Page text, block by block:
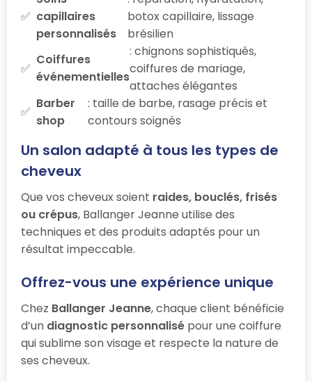
capillaires
personnalisés
botox capillaire, lissage
brésilien
Coiffures
événementielles
: chignons sophistiqués,
coiffures de mariage,
attaches élégantes
Barber
shop
: taille de barbe, rasage précis et
contours soignés
Un salon adapté à tous les types de
cheveux
Que vos cheveux soient raides, bouclés, frisés
ou crépus, Ballanger Jeanne utilise des
techniques et des produits adaptés pour un
résultat impeccable.
Offrez-vous une expérience unique
Chez Ballanger Jeanne, chaque client bénéficie
d’un diagnostic personnalisé pour une coiffure
qui sublime son visage et respecte la nature de
ses cheveux.